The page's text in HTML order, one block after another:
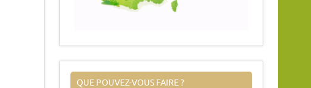
QUE POUVEZ-VOUS FAIRE ?